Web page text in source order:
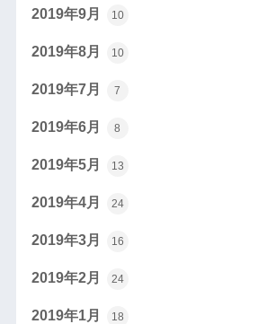
2019年9月 10
2019年8月 10
2019年7月 7
2019年6月 8
2019年5月 13
2019年4月 24
2019年3月 16
2019年2月 24
2019年1月 18